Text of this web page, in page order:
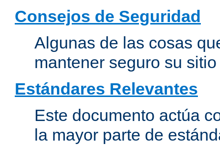
Consejos de Seguridad
Algunas de las cosas
mantener seguro su
Estándares Relevantes
Este documento actúa
la mayor parte de